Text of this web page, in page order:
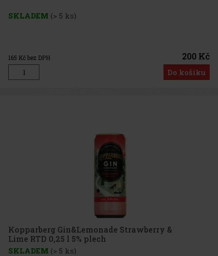
SKLADEM (> 5 ks)
165 Kč bez DPH 200 Kč
Do košíku
Kopparberg Gin&Lemonade Strawberry &
Lime RTD 0,25 l 5% plech
SKLADEM (> 5 ks)